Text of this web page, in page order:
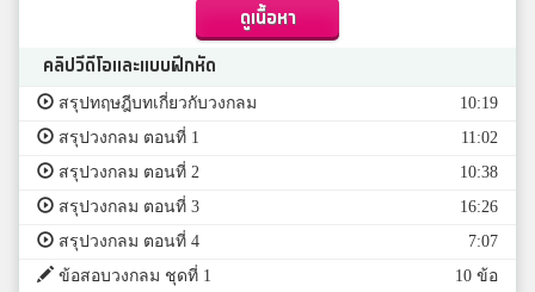
ดูเนื้อหา
คลิปวีดีโอและแบบฝึกหัด
สรุปทฤษฎีบทเกี่ยวกับวงกลม
10:19
สรุปวงกลม ตอนที่ 1
11:02
สรุปวงกลม ตอนที่ 2
10:38
สรุปวงกลม ตอนที่ 3
16:26
สรุปวงกลม ตอนที่ 4
7:07
ข้อสอบวงกลม ชุดที่ 1
10 ข้อ